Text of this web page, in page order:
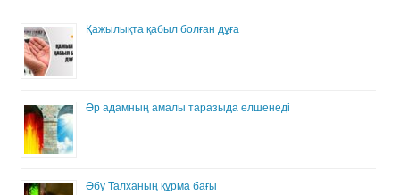
Қажылықта қабыл болған дұға
Әр адамның амалы таразыда өлшенеді
Әбу Талханың құрма бағы